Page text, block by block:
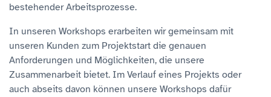
bestehender Arbeitsprozesse.
In unseren Workshops erarbeiten wir gemeinsam mit
unseren Kunden zum Projektstart die genauen
Anforderungen und Möglichkeiten, die unsere
Zusammenarbeit bietet. Im Verlauf eines Projekts oder
auch abseits davon können unsere Workshops dafür